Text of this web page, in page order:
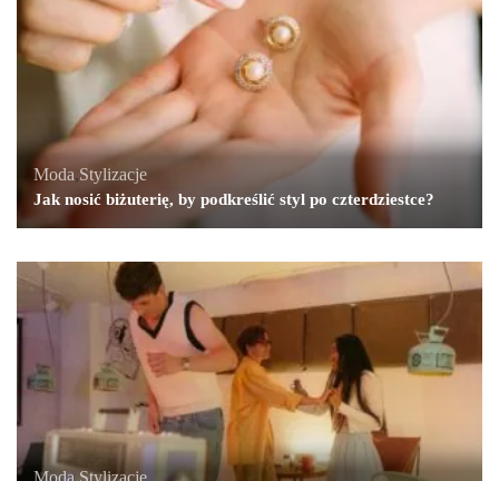
Moda,Stylizacje
Jak nosić biżuterię, by podkreślić styl po czterdziestce?